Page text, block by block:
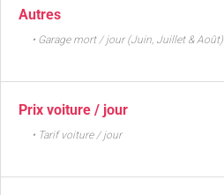
Autres
• Garage mort / jour (Juin, Juillet & Août)
Prix voiture / jour
• Tarif voiture / jour